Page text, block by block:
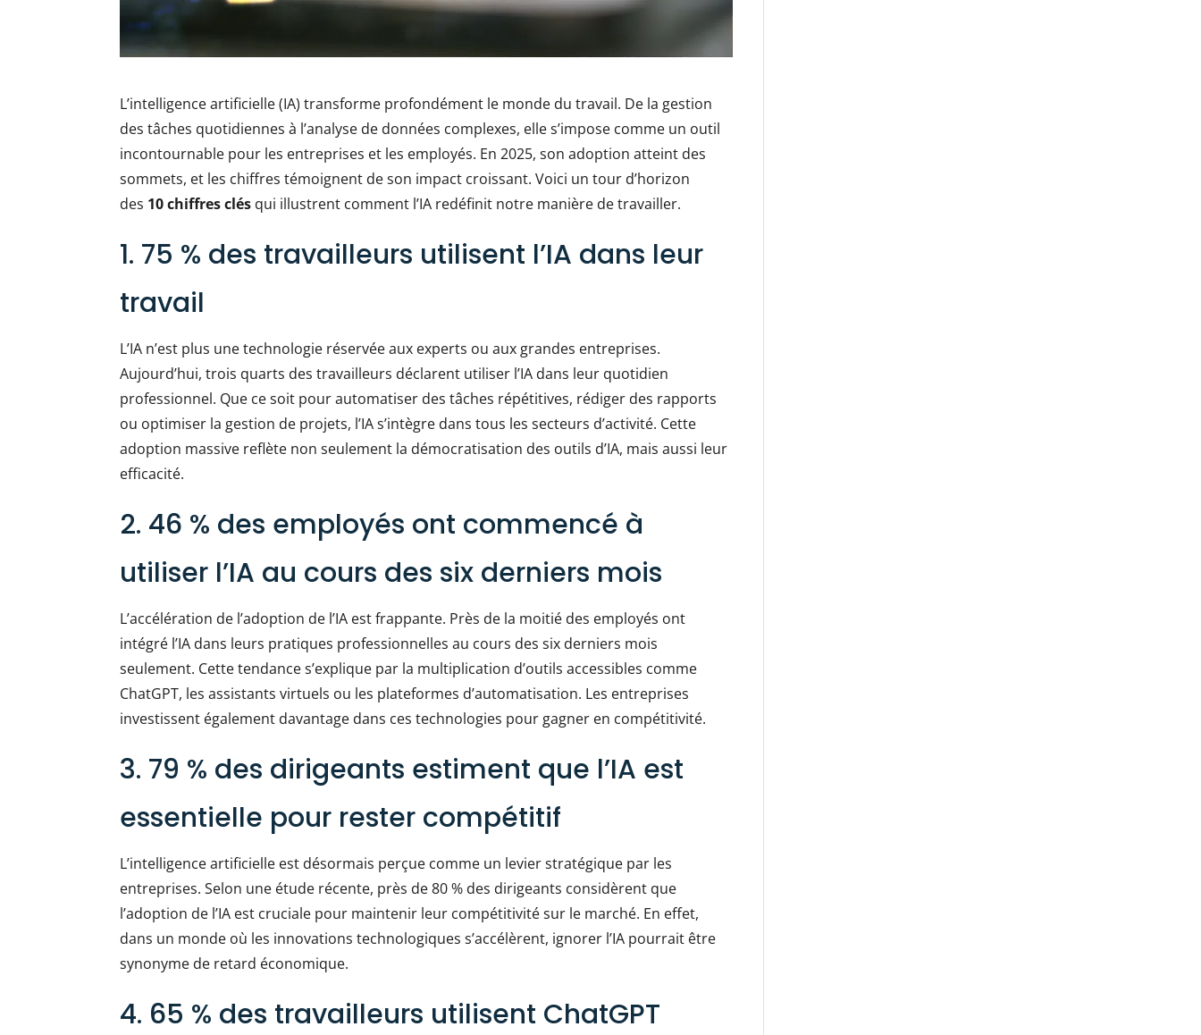
L’intelligence artificielle (IA) transforme profondément le monde du travail. De la gestion
des tâches quotidiennes à l’analyse de données complexes, elle s’impose comme un outil
incontournable pour les entreprises et les employés. En 2025, son adoption atteint des
sommets, et les chiffres témoignent de son impact croissant. Voici un tour d’horizon
des 10 chiffres clés qui illustrent comment l’IA redéfinit notre manière de travailler.
1. 75 % des travailleurs utilisent l’IA dans leur
travail
L’IA n’est plus une technologie réservée aux experts ou aux grandes entreprises.
Aujourd’hui, trois quarts des travailleurs déclarent utiliser l’IA dans leur quotidien
professionnel. Que ce soit pour automatiser des tâches répétitives, rédiger des rapports
ou optimiser la gestion de projets, l’IA s’intègre dans tous les secteurs d’activité. Cette
adoption massive reflète non seulement la démocratisation des outils d’IA, mais aussi leur
efficacité.
2. 46 % des employés ont commencé à
utiliser l’IA au cours des six derniers mois
L’accélération de l’adoption de l’IA est frappante. Près de la moitié des employés ont
intégré l’IA dans leurs pratiques professionnelles au cours des six derniers mois
seulement. Cette tendance s’explique par la multiplication d’outils accessibles comme
ChatGPT, les assistants virtuels ou les plateformes d’automatisation. Les entreprises
investissent également davantage dans ces technologies pour gagner en compétitivité.
3. 79 % des dirigeants estiment que l’IA est
essentielle pour rester compétitif
L’intelligence artificielle est désormais perçue comme un levier stratégique par les
entreprises. Selon une étude récente, près de 80 % des dirigeants considèrent que
l’adoption de l’IA est cruciale pour maintenir leur compétitivité sur le marché. En effet,
dans un monde où les innovations technologiques s’accélèrent, ignorer l’IA pourrait être
synonyme de retard économique.
4. 65 % des travailleurs utilisent ChatGPT